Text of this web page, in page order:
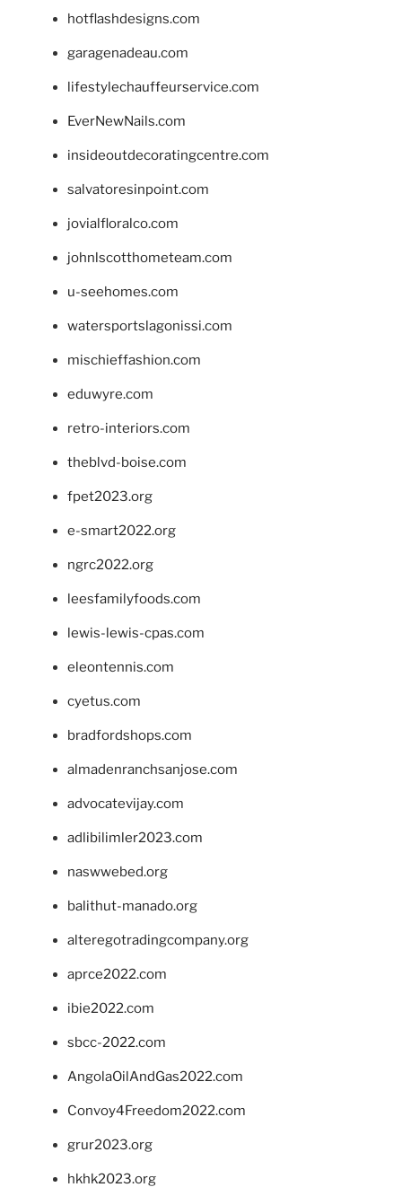
hotflashdesigns.com
garagenadeau.com
lifestylechauffeurservice.com
EverNewNails.com
insideoutdecoratingcentre.com
salvatoresinpoint.com
jovialfloralco.com
johnlscotthometeam.com
u-seehomes.com
watersportslagonissi.com
mischieffashion.com
eduwyre.com
retro-interiors.com
theblvd-boise.com
fpet2023.org
e-smart2022.org
ngrc2022.org
leesfamilyfoods.com
lewis-lewis-cpas.com
eleontennis.com
cyetus.com
bradfordshops.com
almadenranchsanjose.com
advocatevijay.com
adlibilimler2023.com
naswwebed.org
balithut-manado.org
alteregotradingcompany.org
aprce2022.com
ibie2022.com
sbcc-2022.com
AngolaOilAndGas2022.com
Convoy4Freedom2022.com
grur2023.org
hkhk2023.org